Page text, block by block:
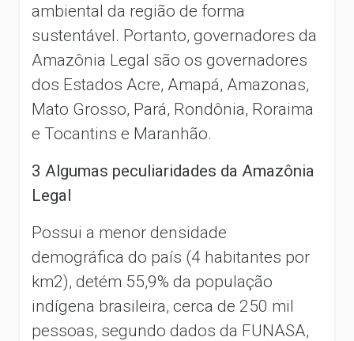
ambiental da região de forma
sustentável. Portanto, governadores da
Amazônia Legal são os governadores
dos Estados Acre, Amapá, Amazonas,
Mato Grosso, Pará, Rondônia, Roraima
e Tocantins e Maranhão.
3 Algumas peculiaridades da Amazônia
Legal
Possui a menor densidade
demográfica do país (4 habitantes por
km2), detém 55,9% da população
indígena brasileira, cerca de 250 mil
pessoas, segundo dados da FUNASA,